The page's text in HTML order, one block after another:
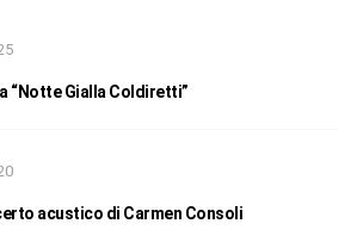
“Notte Gialla Coldiretti”
acustico di Carmen Consoli